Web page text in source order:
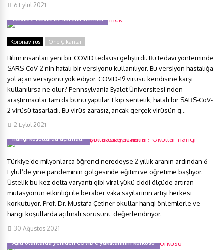
6 Eylül 2021
COVID’e COVID ile karşılık vermek
Koronavirus Öne Çıkanlar
Bilim insanları yeni bir COVID tedavisi geliştirdi. Bu tedavi yönteminde
SARS-CoV-2’nin hatalı bir versiyonu kullanılıyor. Bu versiyon hastalığa
yol açan versiyonu yok ediyor. COVID-19 virüsü kendisine karşı
kullanılırsa ne olur? Pennsylvania Eyalet Üniversitesi’nden
araştırmacılar tam da bunu yaptılar. Ekip sentetik, hatalı bir SARS-CoV-
2 virüsü tasarladı. Bu virüs zarasız, ancak gerçek virüsün g...
2 Eylül 2021
Türkiye’de yüz yüze eğitim başlayacak mı? Okullar hangi önlemlerle ve
hangi koşullarda açılmalı?
Türkiye’de milyonlarca öğrenci neredeyse 2 yıllık aranın ardından 6
Eylül’de yine pandeminin gölgesinde eğitim ve öğretime başlıyor.
Üstelik bu kez delta varyantı gibi viral yükü ciddi ölçüde artıran
mutasyonun etkinliği ile beraber vaka sayılarının artışı herkesi
korkutuyor. Prof. Dr. Mustafa Çetiner okullar hangi önlemlerle ve
hangi koşullarda açılmalı sorusunu değerlendiriyor.
30 Ağustos 2021
Aşılı olanlarda yeniden COVID’e yakalanırım korkusu